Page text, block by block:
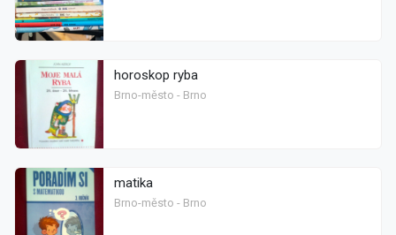
horoskop ryba
Brno-město - Brno
matika
Brno-město - Brno